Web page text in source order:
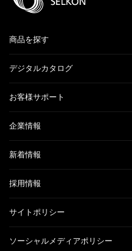
商品を探す
デジタルカタログ
お客様サポート
企業情報
新着情報
採用情報
サイトポリシー
ソーシャルメディアポリシー